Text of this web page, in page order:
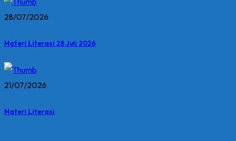
28/07/2026
Materi Literasi 28 Juli 2026
21/07/2026
Materi Literasi